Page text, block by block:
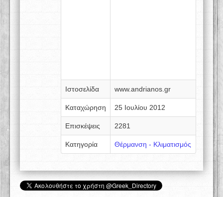
Ιστοσελίδα www.andrianos.gr
Καταχώρηση 25 Ιουλίου 2012
Επισκέψεις 2281
Κατηγορία Θέρμανση - Κλιματισμός